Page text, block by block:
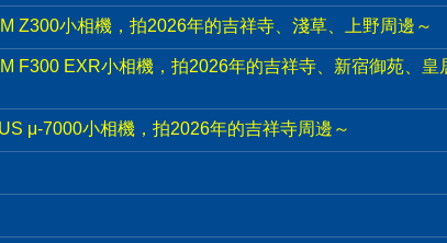
Z300小相機，拍2026年的吉祥寺、淺草、上野周邊～
F300 EXR小相機，拍2026年的吉祥寺、新宿御苑、皇
μ-7000小相機，拍2026年的吉祥寺周邊～